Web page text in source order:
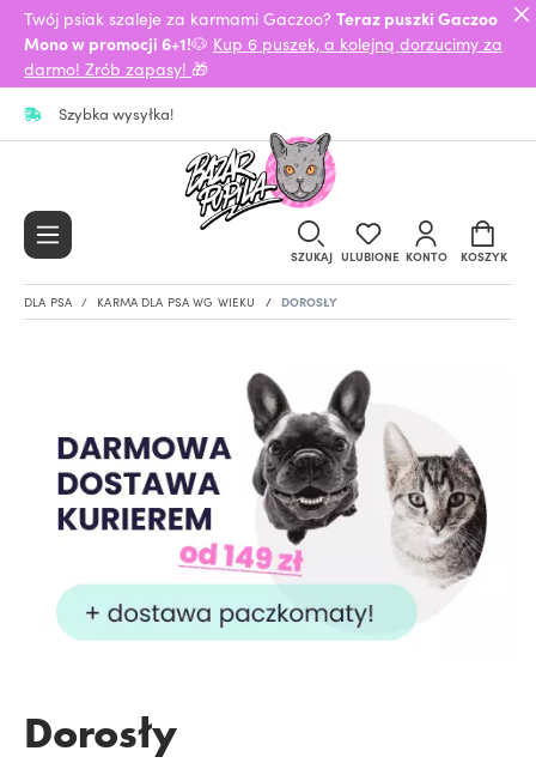
Twój psiak szaleje za karmami Gaczoo? Teraz puszki Gaczoo
Mono w promocji 6+1!🐶 Kup 6 puszek, a kolejną dorzucimy za
darmo! Zrób zapasy! 🎁
Szybka wysyłka!
SZUKAJ ULUBIONE KONTO KOSZYK
DLA PSA KARMA DLA PSA WG WIEKU DOROSŁY
Dorosły